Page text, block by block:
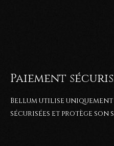
Paiement
Bellum utilise uniquement
sécurisées et protège son